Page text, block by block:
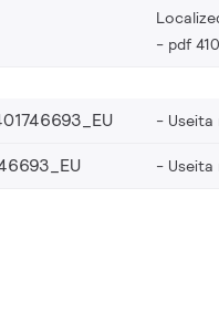
pdf
Useita
Useita